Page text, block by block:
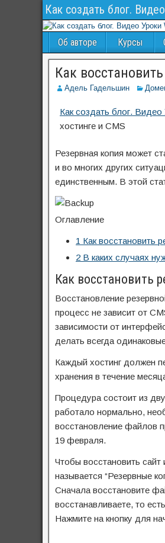
Как создать блог.
Об авторе Курсы
Как
Адель Гадельшин
Как создать блог.
хостинге и CMS
Резервная копия может
и во многих других
единственным. В этой
Оглавление
1 Как восстановить
2 В каких случаях
Как восстановить
Восстановление
процесс не зависит от
зависимости от
делать всегда
Каждый хостинг должен
хранения в течение
Процедура состоит из
работало нормально,
восстановление файлов
19 февраля.
Чтобы восстановить
называется “Резервные
Сначала восстановите
восстанавливаете, то
Нажмите на кнопку для